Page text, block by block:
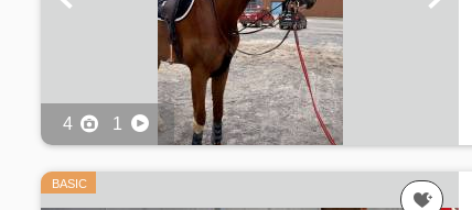
4 1
BASIC